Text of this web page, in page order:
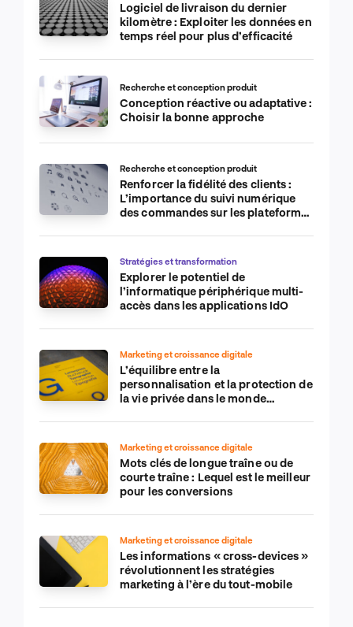
Logiciel de livraison du dernier
kilomètre : Exploiter les données en
temps réel pour plus d’efficacité
Recherche et conception produit
Conception réactive ou adaptative :
Choisir la bonne approche
Recherche et conception produit
Renforcer la fidélité des clients :
L’importance du suivi numérique
des commandes sur les plateformes
Stratégies et transformation
Explorer le potentiel de
l’informatique périphérique multi-
accès dans les applications IdO
Marketing et croissance digitale
L’équilibre entre la
personnalisation et la protection de
la vie privée dans le monde
Marketing et croissance digitale
Mots clés de longue traîne ou de
courte traîne : Lequel est le meilleur
pour les conversions
Marketing et croissance digitale
Les informations « cross-devices »
révolutionnent les stratégies
marketing à l’ère du tout-mobile